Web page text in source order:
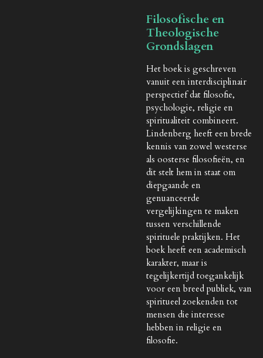
Filosofische en
Theologische
Grondslagen
Het boek is geschreven
vanuit een interdisciplinair
perspectief dat filosofie,
psychologie, religie en
spiritualiteit combineert.
Lindenberg heeft een brede
kennis van zowel westerse
als oosterse filosofieën, en
dit stelt hem in staat om
diepgaande en
genuanceerde
vergelijkingen te maken
tussen verschillende
spirituele praktijken. Het
boek heeft een academisch
karakter, maar is
tegelijkertijd toegankelijk
voor een breed publiek, van
spiritueel zoekenden tot
mensen die interesse
hebben in religie en
filosofie.